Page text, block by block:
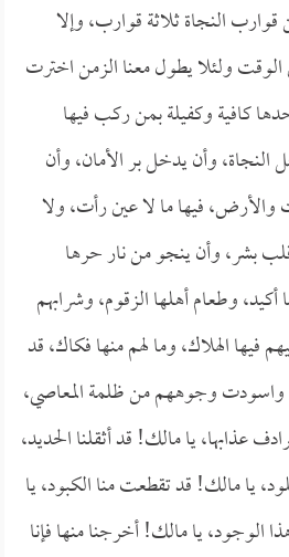
النجاة ثلاثة قوارب، وإلا
ولئلا يطول معنا الزمن اخترت
كافية وكفيلة بمن ركب فيها
وأن يدخل بر الأمان، وأن
فيها ما لا عين رأت، ولا
بشر، وأن ينجو من نار حرها
وطعام أهلها الزقوم، وشرابهم
فيها الهلاك، وما لهم منها فكاك، قد
واسودت وجوههم من ظلمة المعاصي،
عذابها، يا مالك! قد أثقلنا الحديد،
يا مالك! قد تقطعت منا الكبود، يا
الوجود، يا مالك! أخرجنا منها فإنا